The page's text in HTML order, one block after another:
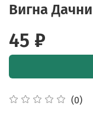
Вигна
(0)
45 ₽